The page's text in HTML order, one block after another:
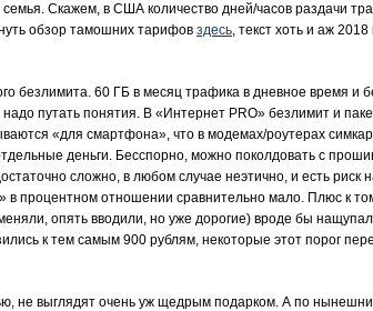
семья. Скажем, в США количество дней/часов раздачи
обзор тамошних тарифов здесь, текст хоть и аж
безлимита. 60 ГБ в месяц трафика в дневное время и
путать понятия. В «Интернет PRO» безлимит и
«для смартфона», что в модемах/роутерах
деньги. Бесспорно, можно поколдовать с
сложно, в любом случае неэтично, и есть риск
в процентном отношении сравнительно мало. Плюс к
опять вводили, но уже дорогие) вроде бы
к тем самым 900 рублям, некоторые этот порог
не выглядят очень уж щедрым подарком. А по